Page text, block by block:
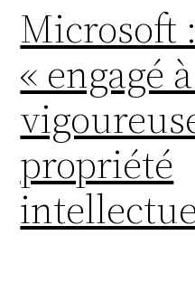
Microsoft
« engagé
propriété